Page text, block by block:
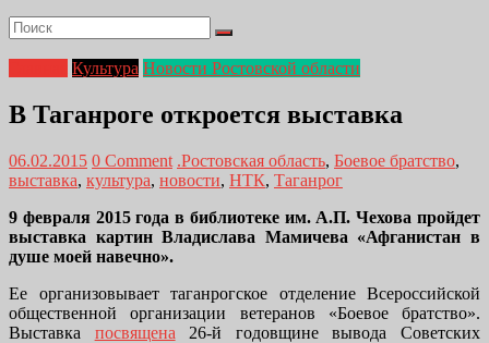
Культура Новости Ростовской области
В Таганроге откроется выставка
06.02.2015 0 Comment .Ростовская область, Боевое братство,
выставка, культура, новости, НТК, Таганрог
9 февраля 2015 года в библиотеке им. А.П. Чехова пройдет
выставка картин Владислава Мамичева «Афганистан в
душе моей навечно».
Ее организовывает таганрогское отделение Всероссийской
общественной организации ветеранов «Боевое братство».
Выставка посвящена 26-й годовщине вывода Советских